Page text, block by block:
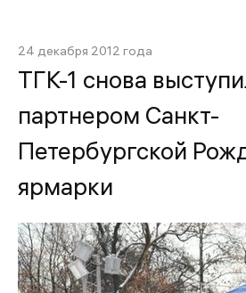
24 декабря 2012 года
ТГК-1 снова
партнером Санкт-
Петербургской
ярмарки